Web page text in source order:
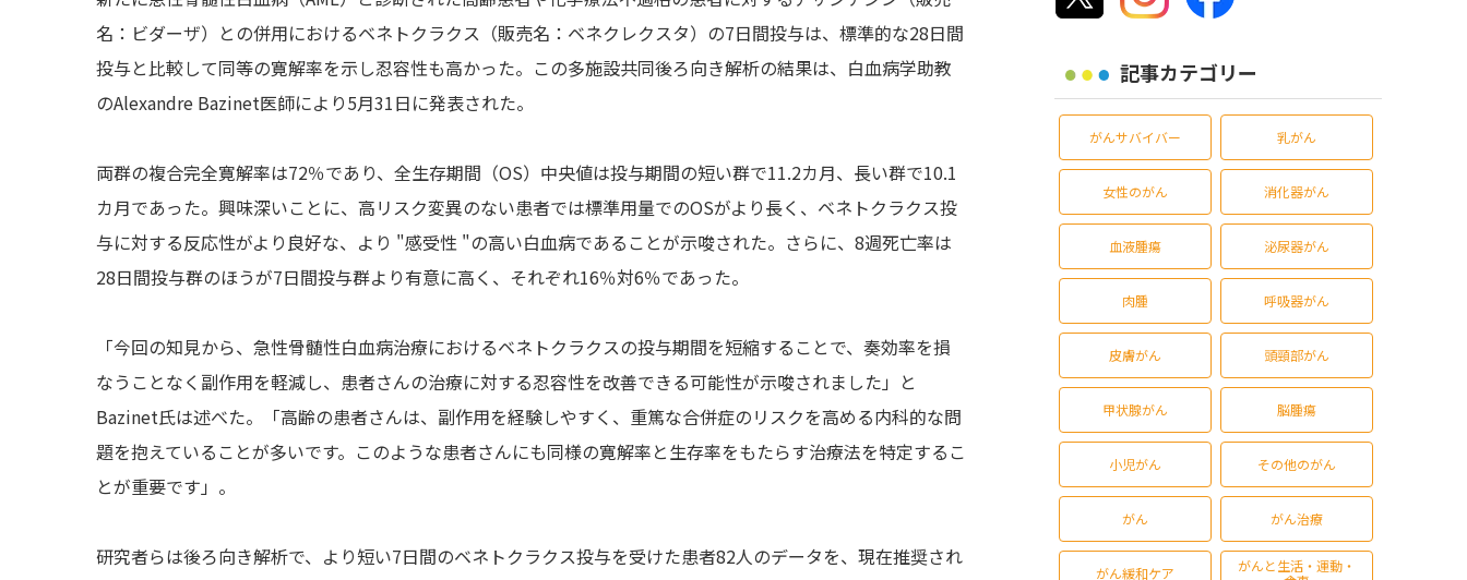
名：ビダーザ）との併用におけるベネトクラクス（販売名：ベネクレクスタ）の7日間投与は、標準的な28日間
投与と比較して同等の寛解率を示し忍容性も高かった。この多施設共同後ろ向き解析の結果は、白血病学助教
のAlexandre Bazinet医師により5月31日に発表された。
両群の複合完全寛解率は72％であり、全生存期間（OS）中央値は投与期間の短い群で11.2カ月、長い群で10.1
カ月であった。興味深いことに、高リスク変異のない患者では標準用量でのOSがより長く、ベネトクラクス投
与に対する反応性がより良好な、より "感受性 "の高い白血病であることが示唆された。さらに、8週死亡率は
28日間投与群のほうが7日間投与群より有意に高く、それぞれ16％対6％であった。
「今回の知見から、急性骨髄性白血病治療におけるベネトクラクスの投与期間を短縮することで、奏効率を損
なうことなく副作用を軽減し、患者さんの治療に対する忍容性を改善できる可能性が示唆されました」と
Bazinet氏は述べた。「高齢の患者さんは、副作用を経験しやすく、重篤な合併症のリスクを高める内科的な問
題を抱えていることが多いです。このような患者さんにも同様の寛解率と生存率をもたらす治療法を特定するこ
とが重要です」。
研究者らは後ろ向き解析で、より短い7日間のベネトクラクス投与を受けた患者82人のデータを、現在推奨され
記事カテゴリー
がんサバイバー 乳がん
女性のがん 消化器がん
血液腫瘍 泌尿器がん
肉腫 呼吸器がん
皮膚がん 頭頸部がん
甲状腺がん 脳腫瘍
小児がん その他のがん
がん がん治療
がん緩和ケア
がんと生活・運動・